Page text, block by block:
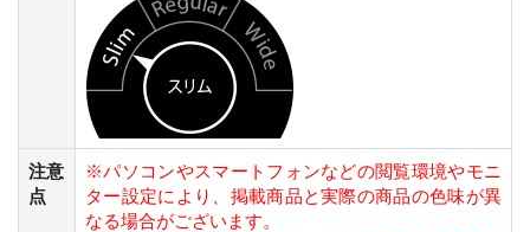
注意
点
※パソコンやスマートフォンなどの閲覧環境やモニ
ター設定により、掲載商品と実際の商品の色味が異
なる場合がございます。